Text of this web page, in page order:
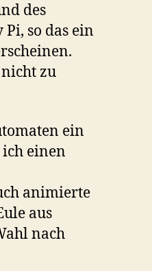
des
so das ein
zu
ein
ich einen
animierte
aus
nach